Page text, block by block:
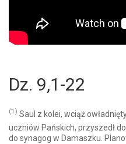
Dz. 9,1-22
(1) Saul z kolei, wciąż
uczniów Pańskich, przyszedł
do synagog w Damaszku.